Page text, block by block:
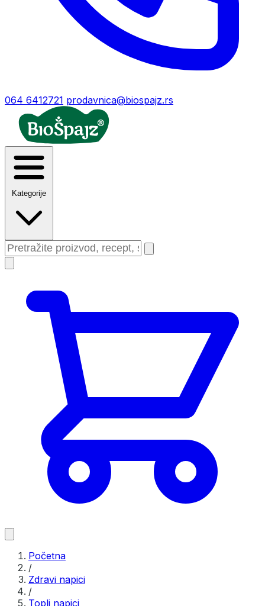
064 6412721 prodavnica@biospajz.rs
Kategorije
Početna
/
Zdravi napici
/
Topli napici